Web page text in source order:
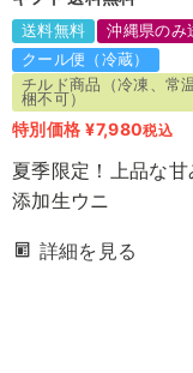
送料無料
沖縄県のみ
クール便（冷蔵）
チルド商品（冷凍、常
梱不可）
特別価格 ¥7,980税込
夏季限定！上品な
添加生ウニ
詳細を見る